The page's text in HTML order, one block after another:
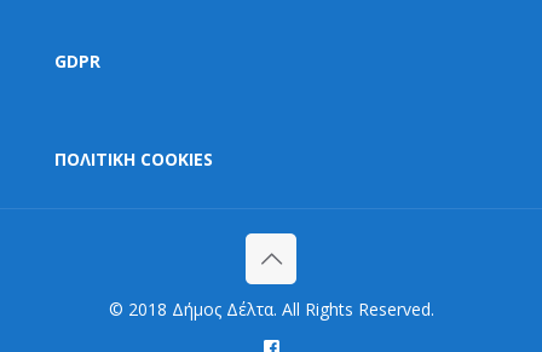
GDPR
ΠΟΛΙΤΙΚΗ COOKIES
© 2018 Δήμος Δέλτα. All Rights Reserved.